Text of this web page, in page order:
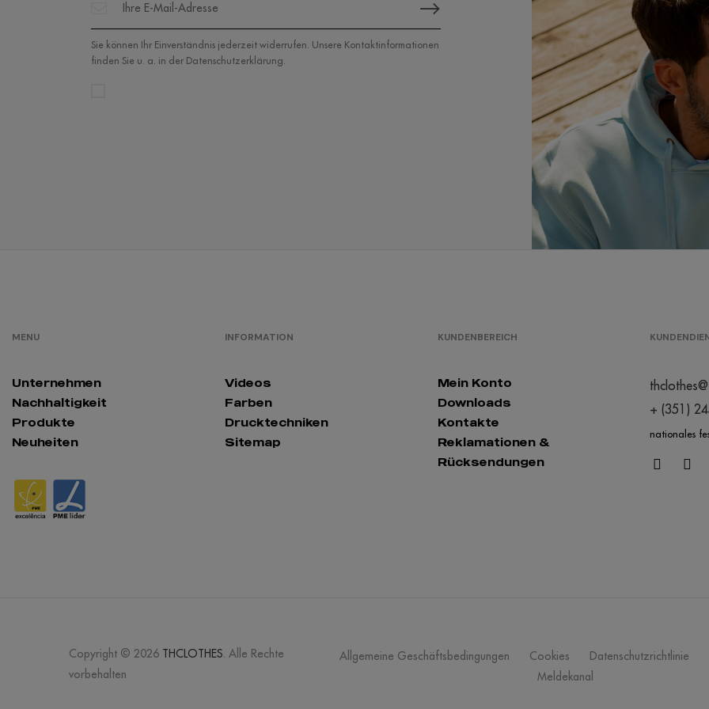
Sie können Ihr Einverständnis jederzeit widerrufen. Unsere Kontaktinformationen
finden Sie u. a. in der Datenschutzerklärung.
MENU
Unternehmen
Nachhaltigkeit
Produkte
Neuheiten
INFORMATION
Videos
Farben
Drucktechniken
Sitemap
KUNDENBEREICH
Mein Konto
Downloads
Kontakte
Reklamationen &
Rücksendungen
+ (351)
nationales
Copyright © 2026 THCLOTHES. Alle Rechte
vorbehalten
Allgemeine Geschäftsbedingungen Cookies
Datenschutzrichtlinie
Meldekanal